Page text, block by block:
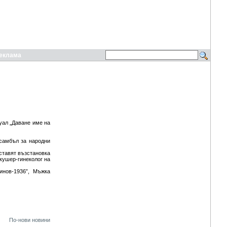
„Даване име на
за народни
възстановка
гинеколог на
1936”, Мъжка
По-нови новини